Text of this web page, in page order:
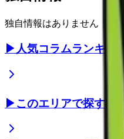
独自情報はありません
▶ 人気コラムランキング
▶このエリアで探す